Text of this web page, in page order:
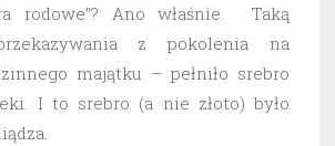
rodowe”? Ano właśnie. Taką
z pokolenia na
majątku – pełniło srebro
I to srebro (a nie złoto) było